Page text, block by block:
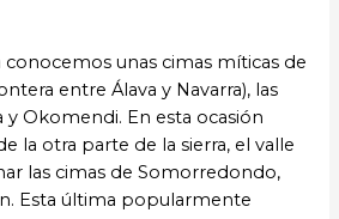
conocemos unas cimas míticas de
entre Álava y Navarra), las
Okomendi. En esta ocasión
la otra parte de la sierra, el valle
las cimas de Somorredondo,
Esta última popularmente